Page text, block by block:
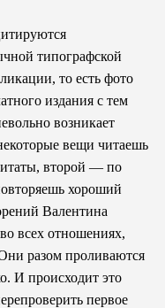
типографской
то есть фото
издания с тем
возникает
вещи читаешь
второй — по
хороший
Валентина
всех отношениях,
разом проливаются
И происходит это
первое